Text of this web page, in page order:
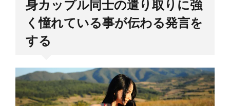
身カップル同士の遣り取りに強
く憧れている事が伝わる発言を
する